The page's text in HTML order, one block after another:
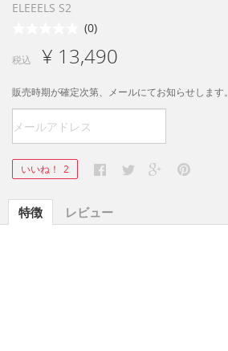
ELEEELS S2
(0)
税込 ¥ 13,490
販売時期が確定次第、メールにてお知らせします。
いいね！ 2
特徴 レビュー